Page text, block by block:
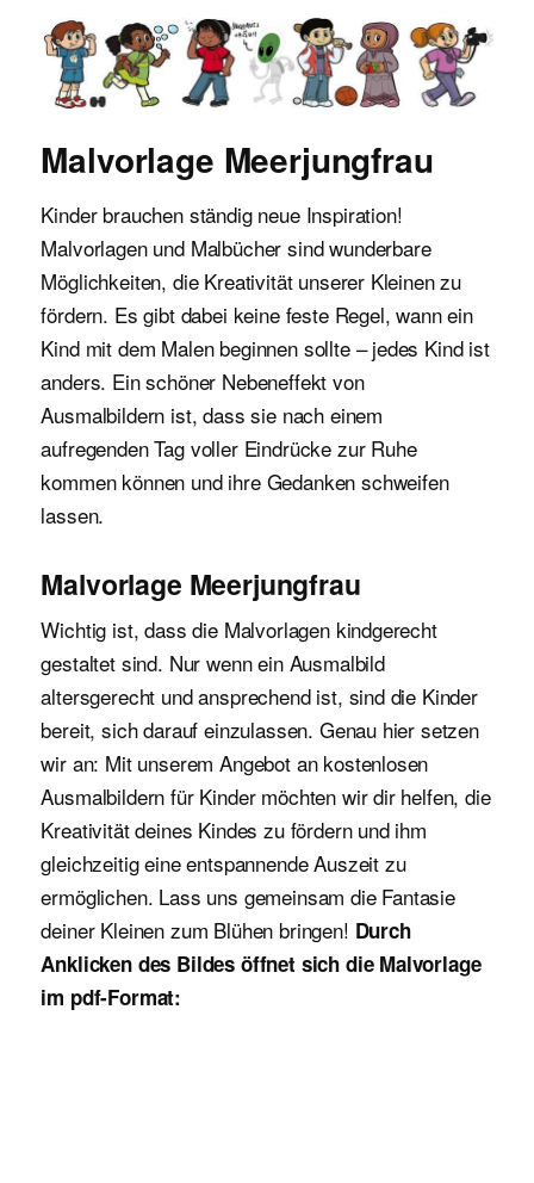
Malvorlagen für Kinder
Malvorlage Meerjungfrau
Kinder brauchen ständig neue Inspiration!
Malvorlagen und Malbücher sind wunderbare
Möglichkeiten, die Kreativität unserer Kleinen zu
fördern. Es gibt dabei keine feste Regel, wann ein
Kind mit dem Malen beginnen sollte – jedes Kind ist
anders. Ein schöner Nebeneffekt von
Ausmalbildern ist, dass sie nach einem
aufregenden Tag voller Eindrücke zur Ruhe
kommen können und ihre Gedanken schweifen
lassen.
Malvorlage Meerjungfrau
Wichtig ist, dass die Malvorlagen kindgerecht
gestaltet sind. Nur wenn ein Ausmalbild
altersgerecht und ansprechend ist, sind die Kinder
bereit, sich darauf einzulassen. Genau hier setzen
wir an: Mit unserem Angebot an kostenlosen
Ausmalbildern für Kinder möchten wir dir helfen, die
Kreativität deines Kindes zu fördern und ihm
gleichzeitig eine entspannende Auszeit zu
ermöglichen. Lass uns gemeinsam die Fantasie
deiner Kleinen zum Blühen bringen! Durch
Anklicken des Bildes öffnet sich die Malvorlage
im pdf-Format: